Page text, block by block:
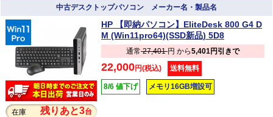
中古デスクトップパソコン メーカー名・製品名
在庫 残りあと3台
HP 【即納パソコン】EliteDesk 800 G4 D
M (Win11pro64)(SSD新品) 5D8
通常27,401円 から5,401円引きで
22,000円(税込) 送料無料
8/6 値下げ メモリ16GB増設可